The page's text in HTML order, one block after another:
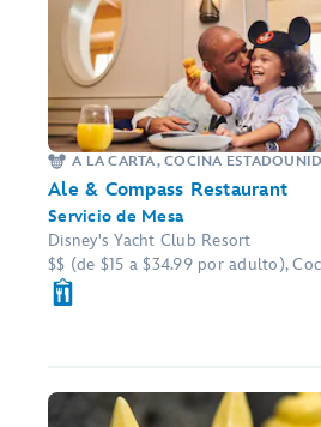
A LA CARTA, COCINA
Ale & Compass Restaurant
Servicio de Mesa
Disney's Yacht Club Resort
$$ (de $15 a $34.99 por adulto),